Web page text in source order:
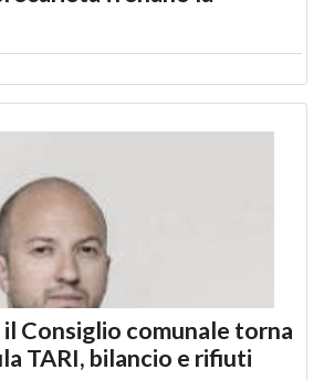
Consiglio comunale torna
TARI, bilancio e rifiuti